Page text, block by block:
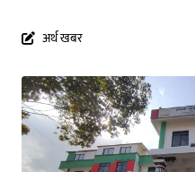
अर्थ खबर